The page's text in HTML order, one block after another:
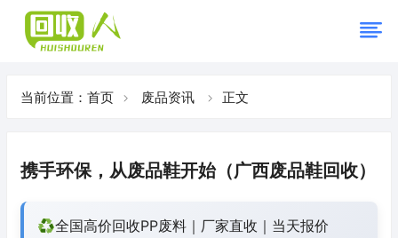
当前位置： 首页 废品资讯 正文
携手环保，从废品鞋开始（广西废品鞋回收）
♻️全国高价回收PP废料｜厂家直收｜当天报价